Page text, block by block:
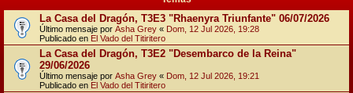
La Casa del Dragón, T3E3 "Rhaenyra Triunfante" 06/07/2026
Último mensaje por Asha Grey « Dom, 12 Jul 2026, 19:28
Publicado en El Vado del Titiritero
La Casa del Dragón, T3E2 "Desembarco de la Reina"
29/06/2026
Último mensaje por Asha Grey « Dom, 12 Jul 2026, 19:21
Publicado en El Vado del Titiritero